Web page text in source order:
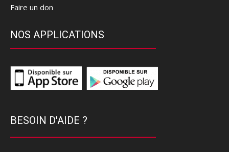
Faire un don
NOS APPLICATIONS
BESOIN D'AIDE ?